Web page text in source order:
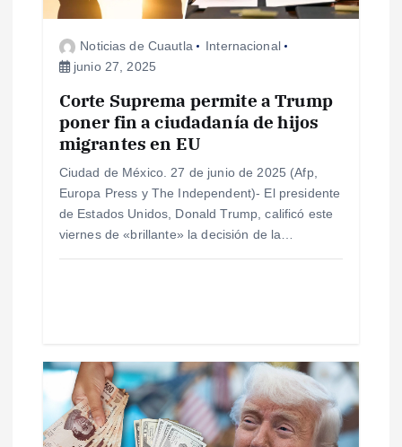
e
s
Noticias de Cuautla
Internacional
junio 27, 2025
Corte Suprema permite a Trump
poner fin a ciudadanía de hijos
migrantes en EU
Ciudad de México. 27 de junio de 2025 (Afp,
Europa Press y The Independent)- El presidente
de Estados Unidos, Donald Trump, calificó este
viernes de «brillante» la decisión de la…